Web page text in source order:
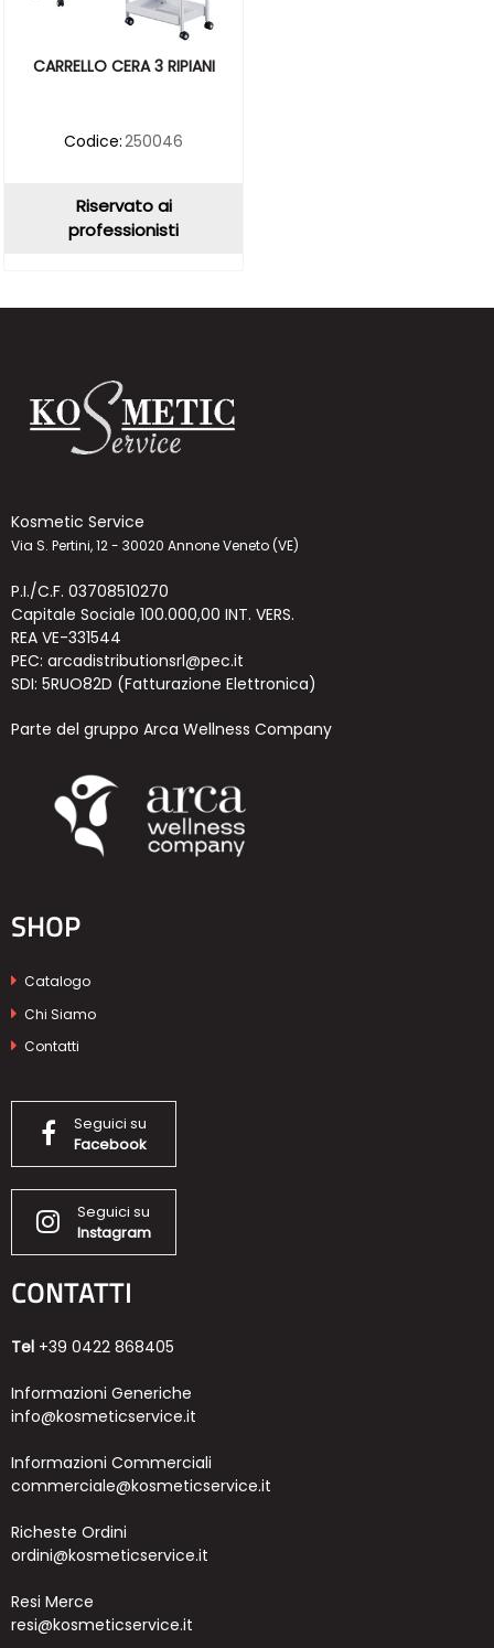
CARRELLO CERA 3 RIPIANI
Codice:250046
Riservato ai
professionisti
Kosmetic Service
Via S. Pertini, 12 - 30020 Annone Veneto (VE)
P.I./C.F. 03708510270
Capitale Sociale 100.000,00 INT. VERS.
REA VE-331544
PEC: arcadistributionsrl@pec.it
SDI: 5RUO82D (Fatturazione Elettronica)
Parte del gruppo Arca Wellness Company
SHOP
Catalogo
Chi Siamo
Contatti
Seguici su
Facebook
Seguici su
Instagram
CONTATTI
Tel +39 0422 868405
Informazioni Generiche
info@kosmeticservice.it
Informazioni Commerciali
commerciale@kosmeticservice.it
Richeste Ordini
ordini@kosmeticservice.it
Resi Merce
resi@kosmeticservice.it